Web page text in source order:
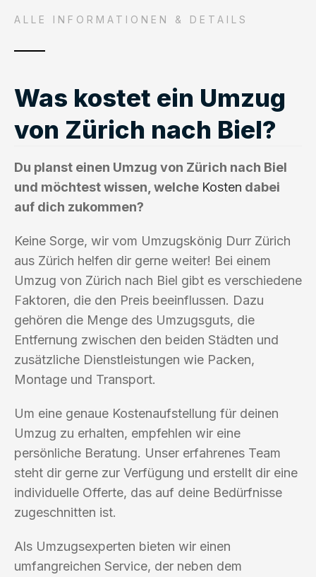
ALLE INFORMATIONEN & DETAILS
Was kostet ein Umzug
von Zürich nach Biel?
Du planst einen Umzug von Zürich nach Biel
und möchtest wissen, welche Kosten dabei
auf dich zukommen?
Keine Sorge, wir vom Umzugskönig Durr Zürich
aus Zürich helfen dir gerne weiter! Bei einem
Umzug von Zürich nach Biel gibt es verschiedene
Faktoren, die den Preis beeinflussen. Dazu
gehören die Menge des Umzugsguts, die
Entfernung zwischen den beiden Städten und
zusätzliche Dienstleistungen wie Packen,
Montage und Transport.
Um eine genaue Kostenaufstellung für deinen
Umzug zu erhalten, empfehlen wir eine
persönliche Beratung. Unser erfahrenes Team
steht dir gerne zur Verfügung und erstellt dir eine
individuelle Offerte, das auf deine Bedürfnisse
zugeschnitten ist.
Als Umzugsexperten bieten wir einen
umfangreichen Service, der neben dem